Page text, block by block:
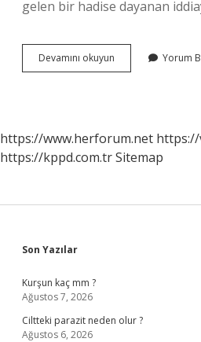
gelen bir hadise dayanan
Devamını okuyun
Dualardan
Yorum
https://www.herforum.net
https://kppd.com.trSitemap
Sidebar
Son Yazılar
Kurşun kaç mm ?
Ağustos 7, 2026
Ciltteki parazit neden olur ?
Ağustos 6, 2026